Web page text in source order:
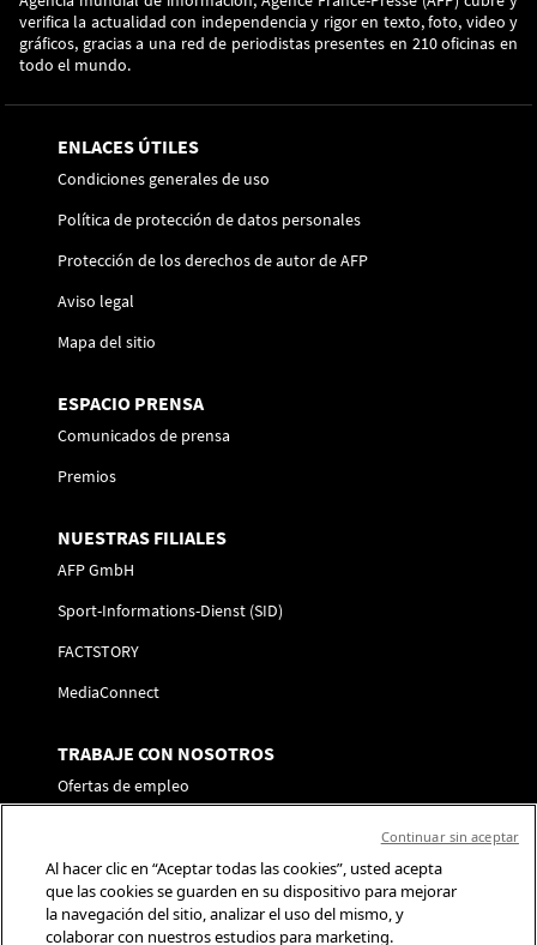
verifica la actualidad con independencia y rigor en texto, foto, video y
gráficos, gracias a una red de periodistas presentes en 210 oficinas en
todo el mundo.
ENLACES ÚTILES
Condiciones generales de uso
Política de protección de datos personales
Protección de los derechos de autor de AFP
Aviso legal
Mapa del sitio
ESPACIO PRENSA
Comunicados de prensa
Premios
NUESTRAS FILIALES
AFP GmbH
Sport-Informations-Dienst (SID)
FACTSTORY
MediaConnect
TRABAJE CON NOSOTROS
Ofertas de empleo
SÍGANOS
Contacto
Al hacer clic en “Aceptar todas las cookies”, usted acepta
que las cookies se guarden en su dispositivo para mejorar
la navegación del sitio, analizar el uso del mismo, y
colaborar con nuestros estudios para marketing.
Continuar sin aceptar